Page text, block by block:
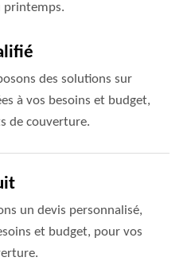
printemps.
des solutions sur
à vos besoins et budget,
de couverture.
un devis personnalisé,
et budget, pour vos